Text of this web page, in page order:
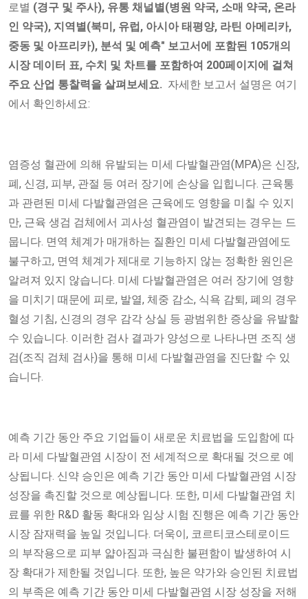
로별 (경구 및 주사), 유통 채널별(병원 약국, 소매 약국, 온라
인 약국), 지역별(북미, 유럽, 아시아 태평양, 라틴 아메리카,
중동 및 아프리카), 분석 및 예측" 보고서에 포함된 105개의
시장 데이터 표, 수치 및 차트를 포함하여 200페이지에 걸쳐
주요 산업 통찰력을 살펴보세요. 자세한 보고서 설명은 여기
에서 확인하세요:
염증성 혈관에 의해 유발되는 미세 다발혈관염(MPA)은 신장,
폐, 신경, 피부, 관절 등 여러 장기에 손상을 입힙니다. 근육통
과 관련된 미세 다발혈관염은 근육에도 영향을 미칠 수 있지
만, 근육 생검 검체에서 괴사성 혈관염이 발견되는 경우는 드
뭅니다. 면역 체계가 매개하는 질환인 미세 다발혈관염에도
불구하고, 면역 체계가 제대로 기능하지 않는 정확한 원인은
알려져 있지 않습니다. 미세 다발혈관염은 여러 장기에 영향
을 미치기 때문에 피로, 발열, 체중 감소, 식욕 감퇴, 폐의 경우
혈성 기침, 신경의 경우 감각 상실 등 광범위한 증상을 유발할
수 있습니다. 이러한 검사 결과가 양성으로 나타나면 조직 생
검(조직 검체 검사)을 통해 미세 다발혈관염을 진단할 수 있
습니다.
예측 기간 동안 주요 기업들이 새로운 치료법을 도입함에 따
라 미세 다발혈관염 시장이 전 세계적으로 확대될 것으로 예
상됩니다. 신약 승인은 예측 기간 동안 미세 다발혈관염 시장
성장을 촉진할 것으로 예상됩니다. 또한, 미세 다발혈관염 치
료를 위한 R&D 활동 확대와 임상 시험 진행은 예측 기간 동안
시장 잠재력을 높일 것입니다. 더욱이, 코르티코스테로이드
의 부작용으로 피부 얇아짐과 극심한 불편함이 발생하여 시
장 확대가 제한될 것입니다. 또한, 높은 약가와 승인된 치료법
의 부족은 예측 기간 동안 미세 다발혈관염 시장 성장을 저해